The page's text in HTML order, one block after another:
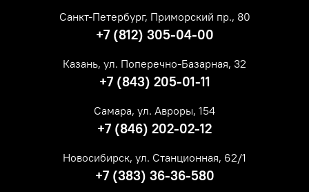
Санкт-Петербург, Приморский пр., 80
+7 (812) 305-04-00
Казань, ул. Поперечно-Базарная, 32
+7 (843) 205-01-11
Самара, ул. Авроры, 154
+7 (846) 202-02-12
Новосибирск, ул. Станционная, 62/1
+7 (383) 36-36-580